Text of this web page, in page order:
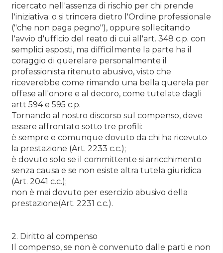
ricercato nell'assenza di rischio per chi prende
l'iniziativa: o si trincera dietro l'Ordine professionale
("che non paga pegno"), oppure sollecitando
l'avvio d'ufficio del reato di cui all'art. 348 c.p. con
semplici esposti, ma difficilmente la parte ha il
coraggio di querelare personalmente il
professionista ritenuto abusivo, visto che
riceverebbe come rimando una bella querela per
offese all'onore e al decoro, come tutelate dagli
artt 594 e 595 c.p.
Tornando al nostro discorso sul compenso, deve
essere affrontato sotto tre profili:
è sempre e comunque dovuto da chi ha ricevuto
la prestazione (Art. 2233 c.c.);
è dovuto solo se il committente si arricchimento
senza causa e se non esiste altra tutela giuridica
(Art. 2041 c.c.);
non è mai dovuto per esercizio abusivo della
prestazione(Art. 2231 c.c.).
2. Diritto al compenso
Il compenso, se non è convenuto dalle parti e non